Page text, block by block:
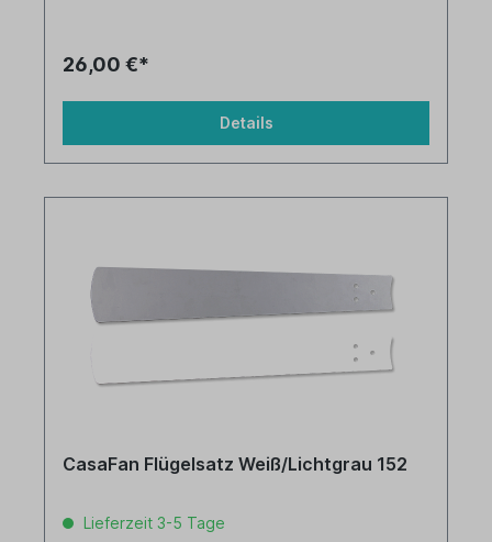
26,00 €*
Details
CasaFan Flügelsatz Weiß/Lichtgrau 152
Lieferzeit 3-5 Tage